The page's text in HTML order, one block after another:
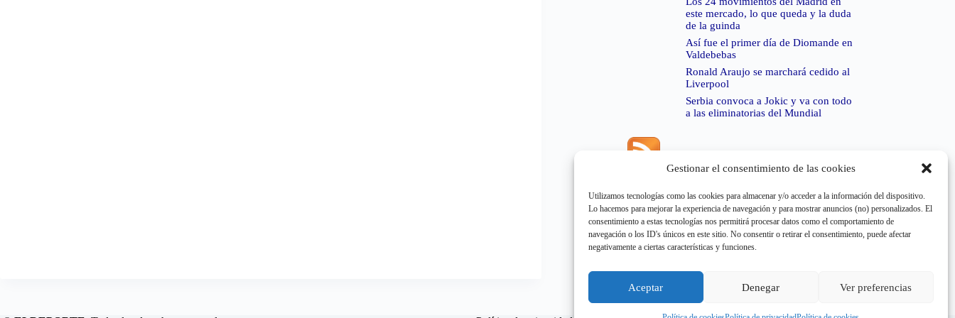
Gestionar el consentimiento de las cookies
Utilizamos tecnologías como las cookies para almacenar y/o acceder a la información del dispositivo.
Lo hacemos para mejorar la experiencia de navegación y para mostrar anuncios (no) personalizados. El
consentimiento a estas tecnologías nos permitirá procesar datos como el comportamiento de
navegación o los ID's únicos en este sitio. No consentir o retirar el consentimiento, puede afectar
negativamente a ciertas características y funciones.
Aceptar Denegar Ver preferencias
este mercado, lo que queda y la duda
de la guinda
Así fue el primer día de Diomande en
Valdebebas
Ronald Araujo se marchará cedido al
Liverpool
Serbia convoca a Jokic y va con todo
a las eliminatorias del Mundial
Error de RSS:Retrieved unsupported status code
"404"